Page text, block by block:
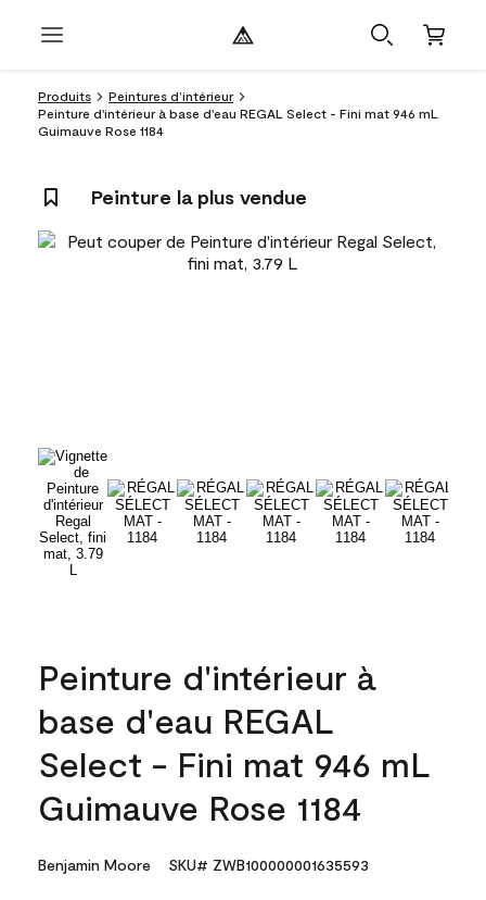
Produits
Peintures d’intérieur
Peinture d'intérieur à base d'eau REGAL Select - Fini mat 946 mL
Guimauve Rose 1184
Peinture la plus vendue
Peinture d'intérieur à
base d'eau REGAL
Select - Fini mat 946 mL
Guimauve Rose 1184
Benjamin Moore SKU# ZWB100000001635593